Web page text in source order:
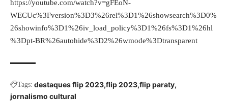
https://youtube.com/watch?v=gFEoN-
WECUc%3Fversion%3D3%26rel%3D1%26showsearch%3D0%
26showinfo%3D1%26iv_load_policy%3D1%26fs%3D1%26hl
%3Dpt-BR%26autohide%3D2%26wmode%3Dtransparent
Tags: destaques flip 2023 flip 2023 flip paraty
jornalismo cultural